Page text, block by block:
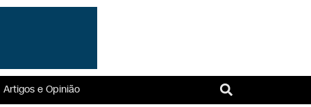
Artigos e Opinião